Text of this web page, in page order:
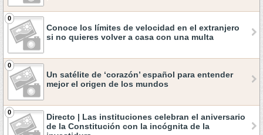
0
Conoce los límites de velocidad en el extranjero
si no quieres volver a casa con una multa
0
Un satélite de ‘corazón’ español para entender
mejor el origen de los mundos
0
Directo | Las instituciones celebran el aniversario
de la Constitución con la incógnita de la